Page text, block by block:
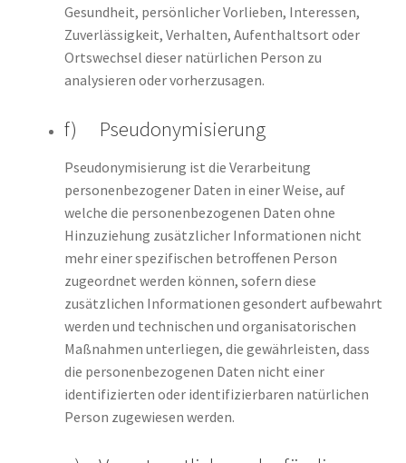
Gesundheit, persönlicher Vorlieben, Interessen,
Zuverlässigkeit, Verhalten, Aufenthaltsort oder
Ortswechsel dieser natürlichen Person zu
analysieren oder vorherzusagen.
f) Pseudonymisierung
Pseudonymisierung ist die Verarbeitung
personenbezogener Daten in einer Weise, auf
welche die personenbezogenen Daten ohne
Hinzuziehung zusätzlicher Informationen nicht
mehr einer spezifischen betroffenen Person
zugeordnet werden können, sofern diese
zusätzlichen Informationen gesondert aufbewahrt
werden und technischen und organisatorischen
Maßnahmen unterliegen, die gewährleisten, dass
die personenbezogenen Daten nicht einer
identifizierten oder identifizierbaren natürlichen
Person zugewiesen werden.